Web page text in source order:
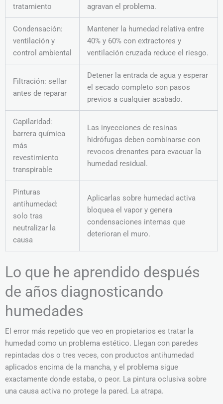
tratamiento
agravan el problema.
Condensación:
ventilación y
control ambiental
Mantener la humedad relativa entre
40% y 60% con extractores y
ventilación cruzada reduce el riesgo.
Filtración: sellar
antes de reparar
Detener la entrada de agua y esperar
el secado completo son pasos
previos a cualquier acabado.
Capilaridad:
barrera química
más
revestimiento
transpirable
Las inyecciones de resinas
hidrófugas deben combinarse con
revocos drenantes para evacuar la
humedad residual.
Pinturas
antihumedad:
solo tras
neutralizar la
causa
Aplicarlas sobre humedad activa
bloquea el vapor y genera
condensaciones internas que
deterioran el muro.
Lo que he aprendido después
de años diagnosticando
humedades
El error más repetido que veo en propietarios es tratar la
humedad como un problema estético. Llegan con paredes
repintadas dos o tres veces, con productos antihumedad
aplicados encima de la mancha, y el problema sigue
exactamente donde estaba, o peor. La pintura oclusiva sobre
una causa activa no protege la pared. La atrapa.